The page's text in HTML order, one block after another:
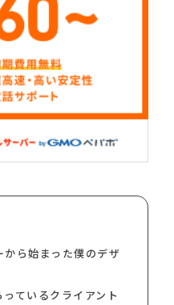
ら始まった僕のデザ
ているクライアント